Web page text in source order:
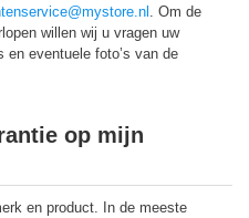
. Om de
willen wij u vragen uw
en eventuele foto’s van de
op mijn
en product. In de meeste